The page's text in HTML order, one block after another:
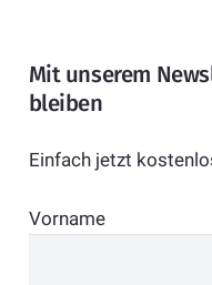
Mit unserem
bleiben
Einfach jetzt
Vorname